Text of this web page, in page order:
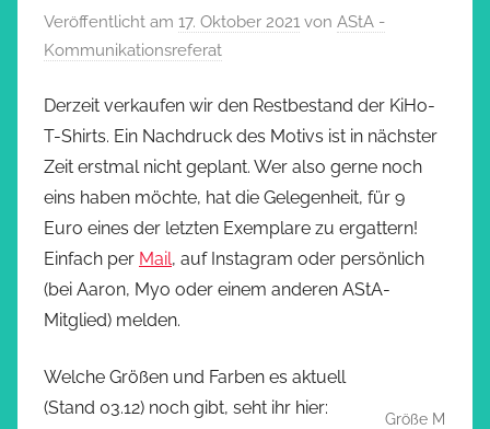
Veröffentlicht am 17. Oktober 2021 von AStA -
Kommunikationsreferat
Derzeit verkaufen wir den Restbestand der KiHo-
T-Shirts. Ein Nachdruck des Motivs ist in nächster
Zeit erstmal nicht geplant. Wer also gerne noch
eins haben möchte, hat die Gelegenheit, für 9
Euro eines der letzten Exemplare zu ergattern!
Einfach per Mail, auf Instagram oder persönlich
(bei Aaron, Myo oder einem anderen AStA-
Mitglied) melden.
Größe M
Welche Größen und Farben es aktuell
(Stand 03.12) noch gibt, seht ihr hier: